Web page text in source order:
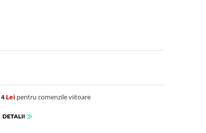
4 Lei pentru comenzile viitoare